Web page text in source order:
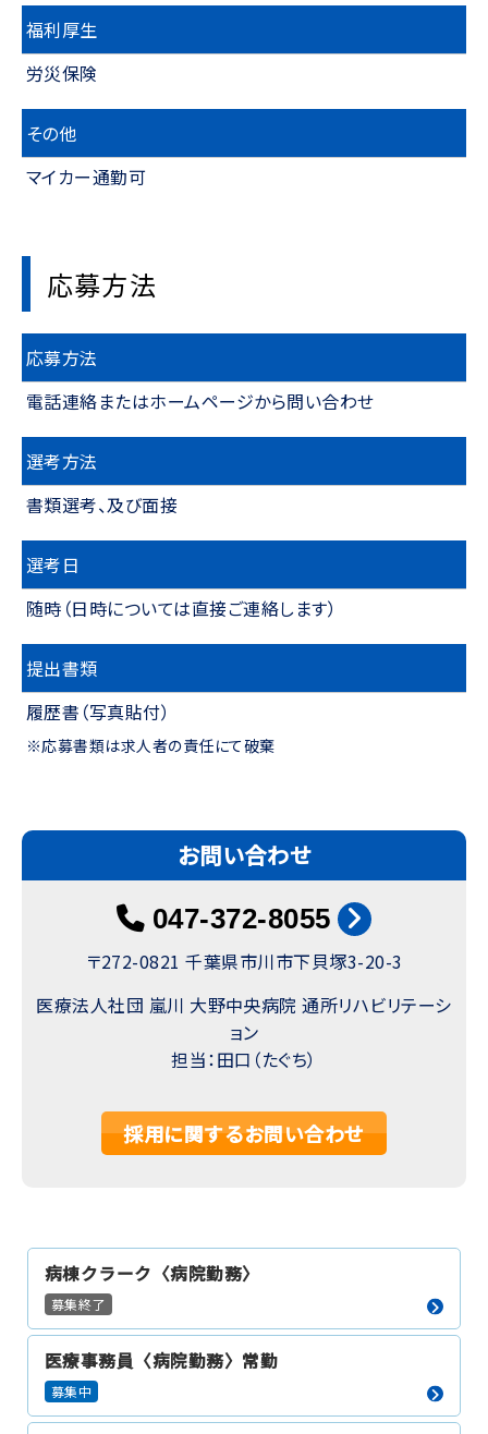
福利厚生
労災保険
その他
マイカー通勤可
応募方法
応募方法
電話連絡またはホームページから問い合わせ
選考方法
書類選考、及び面接
選考日
随時（日時については直接ご連絡します）
提出書類
履歴書（写真貼付）
※応募書類は求人者の責任にて破棄
お問い合わせ
047-372-8055
〒272-0821 千葉県市川市下貝塚3-20-3
医療法人社団 嵐川 大野中央病院 通所リハビリテーシ
ョン
担当：田口（たぐち）
採用に関するお問い合わせ
病棟クラーク〈病院勤務〉
募集終了
医療事務員〈病院勤務〉常勤
募集中